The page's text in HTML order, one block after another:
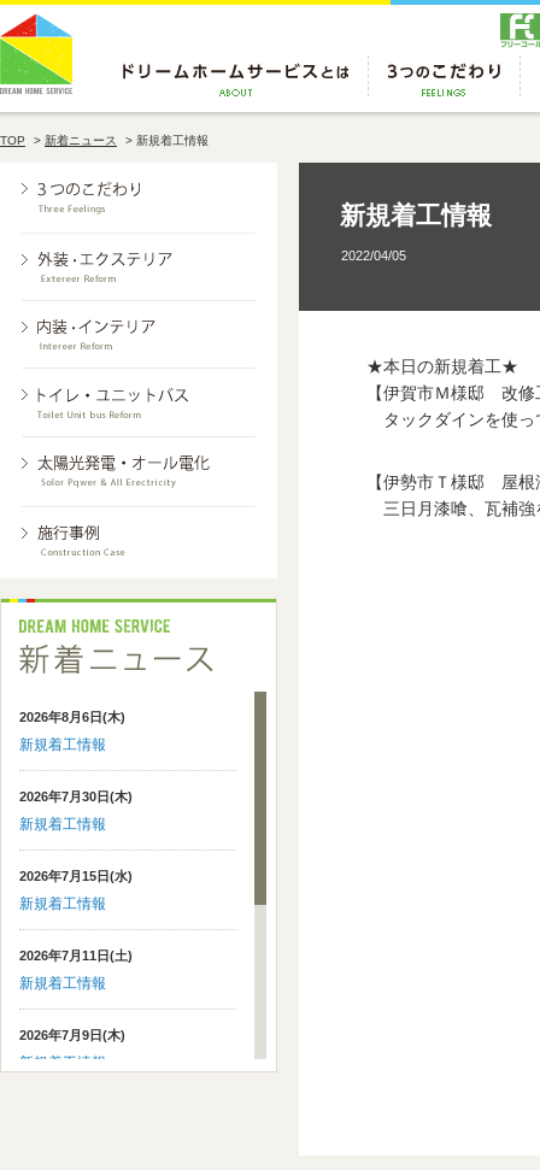
TOP > 新着ニュース > 新規着工情報
2026年8月6日(木)
新規着工情報
2026年7月30日(木)
新規着工情報
2026年7月15日(水)
新規着工情報
2026年7月11日(土)
新規着工情報
2026年7月9日(木)
新規着工情報
新規着工情報
2022/04/05
★本日の新規着工★
【伊賀市Ｍ様邸 改修
タックダインを使っ
【伊勢市Ｔ様邸 屋根
三日月漆喰、瓦補強